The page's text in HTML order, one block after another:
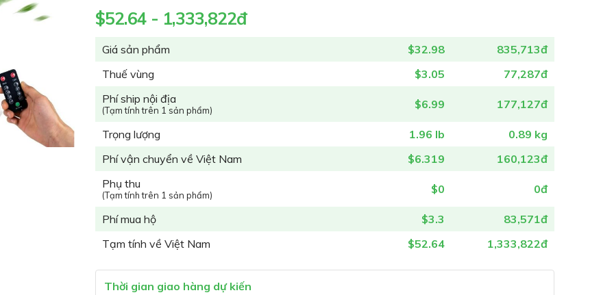
Giá sản phẩm $32.98
835,713đ
Thuế vùng
$3.05
77,287đ
Phí ship nội địa
(Tạm tính trên 1 sản phẩm) $6.99 177,127đ
Trọng lượng 1.96 lb
0.89 kg
Phí vận chuyển về Việt Nam
$6.319
160,123đ
Phụ thu
(Tạm tính trên 1 sản phẩm) $0 0đ
Phí mua hộ $3.3
83,571đ
Tạm tính về Việt Nam
$52.64 1,333,822đ
$52.64 - 1,333,822đ
Thời gian giao hàng dự kiến